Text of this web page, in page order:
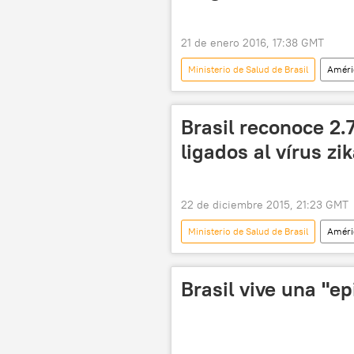
21 de enero 2016, 17:38 GMT
Ministerio de Salud de Brasil
El virus del Zika
noticias
Brasil reconoce
ligados al vírus
22 de diciembre 2015, 21:23 GMT
Ministerio de Salud de Brasil
Brasil
Caio Maierovitch
Brasil vive una